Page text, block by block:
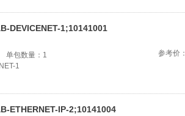
参考价：
DEVICENET-1;10141001
单包数量： 1
1
ETHERNET-IP-2;10141004